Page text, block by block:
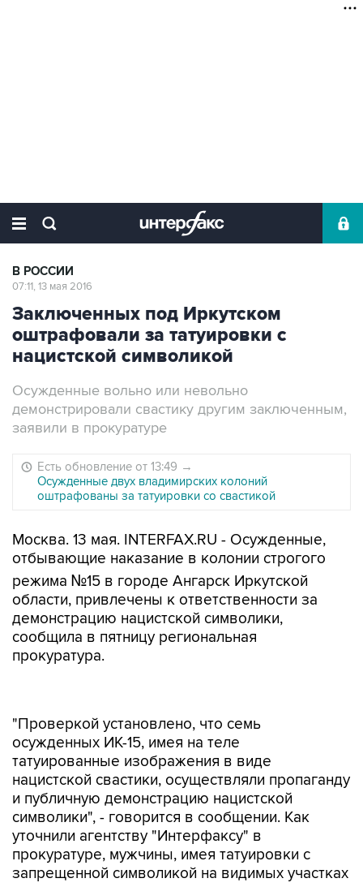
В РОССИИ
07:11, 13 мая 2016
Заключенных под Иркутском
оштрафовали за татуировки с
нацистской символикой
Осужденные вольно или невольно
демонстрировали свастику другим заключенным,
заявили в прокуратуре
Есть обновление от 13:49 →
Осужденные двух владимирских колоний
оштрафованы за татуировки со свастикой
Москва. 13 мая. INTERFAX.RU - Осужденные,
отбывающие наказание в колонии строгого
режима №15 в городе Ангарск Иркутской
области, привлечены к ответственности за
демонстрацию нацистской символики,
сообщила в пятницу региональная
прокуратура.
татуированные изображения в виде
нацистской свастики, осуществляли пропаганду
и публичную демонстрацию нацистской
символики", - говорится в сообщении. Как
уточнили агентству "Интерфаксу" в
прокуратуре, мужчины, имея татуировки с
запрещенной символикой на видимых участках
тела, вольно или невольно демонстрировали
их другим заключенным.